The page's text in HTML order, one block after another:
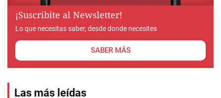
¡Suscribite al Newsletter!
Lo que necesitas saber, desde donde necesites
SABER MÁS
Las más leídas